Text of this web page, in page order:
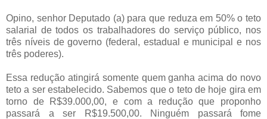
Opino, senhor Deputado (a) para que reduza em 50% o teto
salarial de todos os trabalhadores do serviço público, nos
três níveis de governo (federal, estadual e municipal e nos
três poderes).
Essa redução atingirá somente quem ganha acima do novo
teto a ser estabelecido. Sabemos que o teto de hoje gira em
torno de R$39.000,00, e com a redução que proponho
passará a ser R$19.500,00. Ninguém passará fome